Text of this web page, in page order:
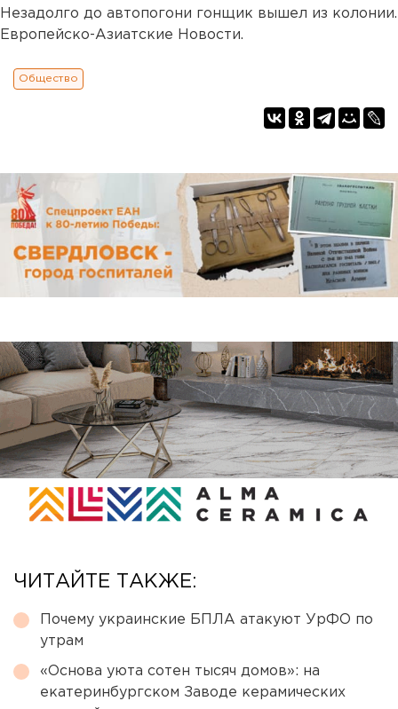
Незадолго до автопогони гонщик вышел из колонии.
Европейско-Азиатские Новости.
Общество
ЧИТАЙТЕ ТАКЖЕ:
Почему украинские БПЛА атакуют УрФО по
утрам
«Основа уюта сотен тысяч домов»: на
екатеринбургском Заводе керамических